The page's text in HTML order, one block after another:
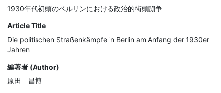
1930年代初頭のベルリンにおける政治的街頭闘争
Article Title
Die politischen Straẞenkämpfe in Berlin am Anfang der 1930er
Jahren
編著者 (Author)
原田 昌博